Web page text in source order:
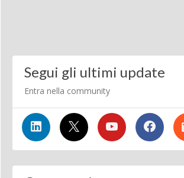
Segui gli ultimi update
Entra nella community